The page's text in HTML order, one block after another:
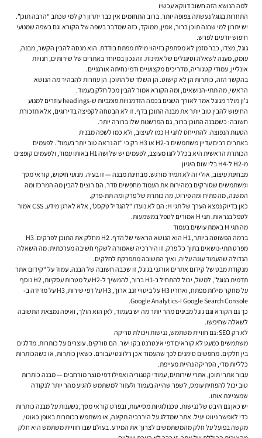
למה הנושא הזה חשוב דווקא עכשיו
התחרות בגוגל נעשתה צפופה יותר. ברוב התחומים אין כבר יתרון רק למי שכתב “הרבה תוכן”.
יש יתרון למי שבנה תוכן ברור, אמין, ממוקד, כזה שמדבר בשפה של הקורא וגם בשפה שמנועי
חיפוש יודעים לפרש.
גוגל, מצדו, כבר מזמן לא מסתפק בזיהוי מילת מפתח בודדת. הוא מנסה להבין הקשר, מבנה,
עומק, מענה לשאלה וסיגנלים של אמינות. זה נכון במיוחד באתרים של שירותים, חנויות
אונליין, עמודי קטגוריה, מדריכים מקצועיים ודפי נחיתה אורגניים.
בהקשר הזה, כותרות הן לא קישוט. הן השלד של התוכן. הן עוזרות להבהיר מה הנושא
הראשי, מה תתי-הנושאים, ומה הקורא אמור להבין מכל חלק בעמוד.
ג'ון מולר מגוגל אמר לאורך השנים בכמה הזדמנויות פומביות ש-headings עוזרים למנוע
החיפוש להבין טוב יותר את מבנה התוכן בדף. זו לא הבטחה לקפיצה בדירוגים, אלא תזכורת
חשובה: כשמבנה התוכן ברור, גם הפרשנות שלו ברורה יותר.
הטעות הנפוצה: להתייחס לתגי H כמו לעיצוב, ולא כמו לשפה מבנית
באתרים רבים עדיין משתמשים ב-H2 או H3 רק כי “זה נראה טוב יותר בעמוד”. לפעמים
הכותרת הראשית היא בכלל לוגו מעוצב, לפעמים יש שלושה H1 באותו עמוד, ולפעמים קופצים
מ-H2 ל-H4 בלי שום היגיון.
מבחינת עיצוב, אולי זה לא תמיד מורגש. מבחינת מבנה — זו בעיה. מנועי חיפוש, קוראי מסך
ומשתמשים שסורקים במהירות את העמוד מחפשים סדר. הם רוצים להבין מה המרכז ומה
המשנה, מה פתיח ומה פירוט, מה כותרת של פרק ומה תת-פרק.
כאן בדיוק נמצא הערך של תגי H: הם לא נועדו “להגדיל טקסט”, אלא לארגן מידע. CSS אמור
לטפל בנראות. תגי H אמורים לטפל במשמעות.
מה תגי H באמת עושים בעמוד
ברמה הפשוטה ביותר, H1 הוא הנושא הראשי של הדף. H2 מחלק את התוכן לפרקים. H3
מפרט תתי-נושאים בתוך כל פרק. זו היררכיה שאמורה לשקף חשיבה מערכתית: מה השאלה
הגדולה שהעמוד עונה עליה, ואיך התשובה מתפרקת לחלקים.
מנקודת מבט של קידום אתרים אורגני בגוגל, זו שכבה חשובה של הבנה. עמוד על “קידום אתר
תדמית בגוגל”, למשל, יכול להתחיל ב-H1 ברור, להמשיך ל-H2 על מטרות עסקיות, H2 נוסף
על מחקר מילות מפתח, ואחריו H3 על ביטויי זנב ארוך, H3 על דפי שירות, H3 על מדידה ב-
Google Search Console ו-Google Analytics.
כך גם הקורא וגם גוגל מבינים מהר יותר מה יש בעמוד, לאן הוא הולך, ואיפה נמצאת התשובה
לשאלה שחיפשו.
לא רק SEO: גם חוויית משתמש, נגישות ויכולת סריקה
משתמשים כמעט לא קוראים דפי אינטרנט בקו ישר. הם סורקים. עוצרים על כותרות. מדלגים
בין חלקים. מחפשים סימנים לכך שהעמוד אכן רלוונטי עבורם. כשאין כותרות, או כשהכותרות
כלליות מדי, הסריקה נהיית מעייפת.
עבור אתרי תוכן, אתרי שירותים, עמודי קטגוריה ואפילו דפי מוצר מורחבים — מבנה כותרות
טוב יכול להפחית עומס, לשפר שהייה בעמוד ולעזור למשתמש להגיע מהר יותר לנקודה
שמעניינת אותו.
יש כאן גם היבט של נגישות. טכנולוגיות מסייעות, ובפרט קוראי מסך, נשענות על מבנה כותרות
כדי לאפשר ניווט יעיל. אתר שמדלג על היררכיה תקינה, או משתמש בכותרות באופן כאוטי,
מקשה בפועל על חלק מהמשתמשים לצרוך את המידע. בעולם שבו חוויית משתמש היא חלק